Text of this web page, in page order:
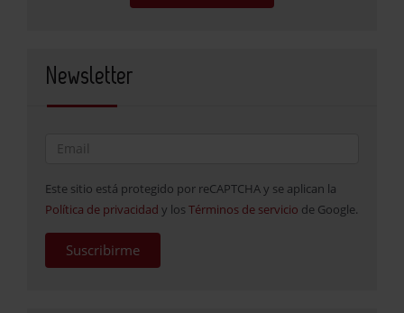
Newsletter
Este sitio está protegido por reCAPTCHA y se aplican la
Política de privacidad y los Términos de servicio de Google.
Suscribirme